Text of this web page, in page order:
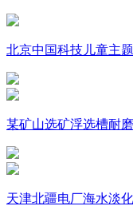
北京中国科技儿童主
某矿山选矿浮选槽耐
天津北疆电厂海水淡